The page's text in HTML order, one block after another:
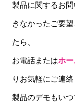
製品に関するお
きなかったご要
たら、
お電話またはホ
りお気軽にご連絡
製品のデモもいつ